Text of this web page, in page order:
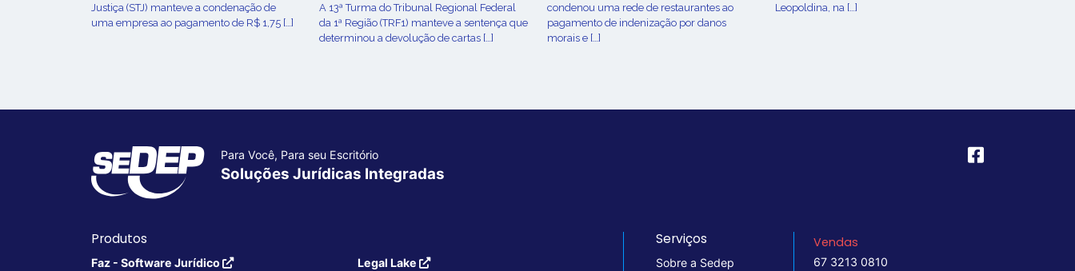
Justiça (STJ) manteve a condenação de
uma empresa ao pagamento de R$ 1,75 […]
A 13ª Turma do Tribunal Regional Federal
da 1ª Região (TRF1) manteve a sentença que
determinou a devolução de cartas […]
condenou uma rede de restaurantes ao
pagamento de indenização por danos
morais e […]
Leopoldina, na […]
Para Você, Para seu Escritório
Soluções Jurídicas Integradas
Produtos
Faz - Software Jurídico
Legal Lake
Serviços
Sobre a Sedep
Vendas
67 3213 0810